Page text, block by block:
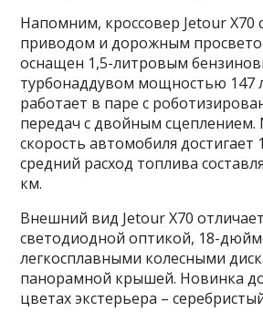
Напомним, кроссовер Jetour X70
приводом и дорожным
оснащен 1,5-литровым
турбонаддувом мощностью 147
работает в паре с
передач c двойным сцеплением.
скорость автомобиля достигает
средний расход топлива
км.
Внешний вид Jetour X70
светодиодной оптикой, 18-
легкосплавными колесными
панорамной крышей. Новинка
цветах экстерьера –